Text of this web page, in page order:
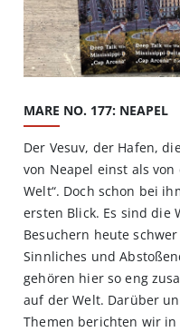
MARE NO. 177: NEAPEL
Der Vesuv, der Hafen,
von Neapel einst als
Welt“. Doch schon bei
ersten Blick. Es sind die
Besuchern heute
Sinnliches und
gehören hier so eng
auf der Welt. Darüber
Themen berichten wir